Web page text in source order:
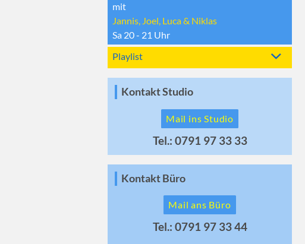
mit
Jannis, Joel, Luca & Niklas
Sa 20 - 21 Uhr
Playlist
Kontakt Studio
Mail ins Studio
Tel.: 0791 97 33 33
Kontakt Büro
Mail ans Büro
Tel.: 0791 97 33 44